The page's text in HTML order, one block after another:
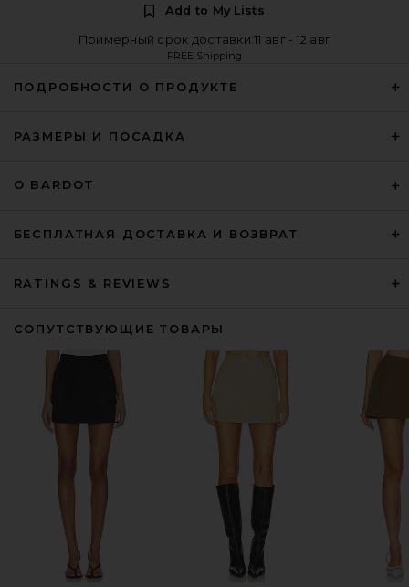
Add to My Lists
Примерный срок доставки:11 авг - 12 авг
FREE Shipping
ПОДРОБНОСТИ О ПРОДУКТЕ
РАЗМЕРЫ И ПОСАДКА
О BARDOT
БЕСПЛАТНАЯ ДОСТАВКА И ВОЗВРАТ
RATINGS & REVIEWS
СОПУТСТВУЮЩИЕ ТОВАРЫ